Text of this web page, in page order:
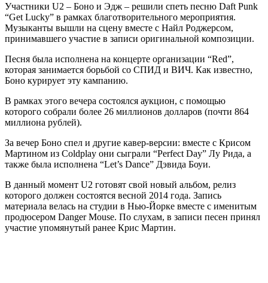
Участники U2 – Боно и Эдж – решили спеть песню Daft Punk
“Get Lucky” в рамках благотворительного мероприятия.
Музыканты вышли на сцену вместе с Найл Роджерсом,
принимавшего участие в записи оригинальной композиции.
Песня была исполнена на концерте организации “Red”,
которая занимается борьбой со СПИД и ВИЧ. Как известно,
Боно курирует эту кампанию.
В рамках этого вечера состоялся аукцион, с помощью
которого собрали более 26 миллионов долларов (почти 864
миллиона рублей).
За вечер Боно спел и другие кавер-версии: вместе с Крисом
Мартином из Coldplay они сыграли “Perfect Day” Лу Рида, а
также была исполнена “Let’s Dance” Дэвида Боуи.
В данный момент U2 готовят свой новый альбом, релиз
которого должен состоятся весной 2014 года. Запись
материала велась на студии в Нью-Йорке вместе с именитым
продюсером Danger Mouse. По слухам, в записи песен принял
участие упомянутый ранее Крис Мартин.